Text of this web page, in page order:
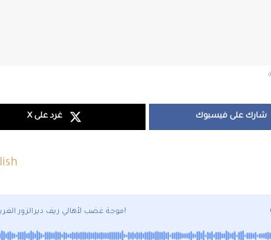
شارك على فيسبوك غرد على X
موجة غضب لأهالي ريف ديرالزور الغربي على نواف البشير لهذا السبب!